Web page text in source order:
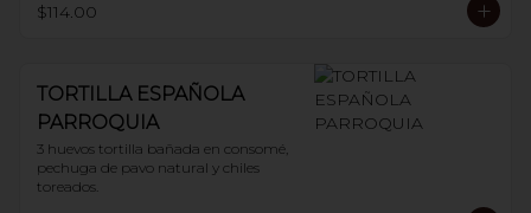
$114.00
TORTILLA ESPAÑOLA
PARROQUIA
3 huevos tortilla bañada en consomé,
pechuga de pavo natural y chiles
toreados.